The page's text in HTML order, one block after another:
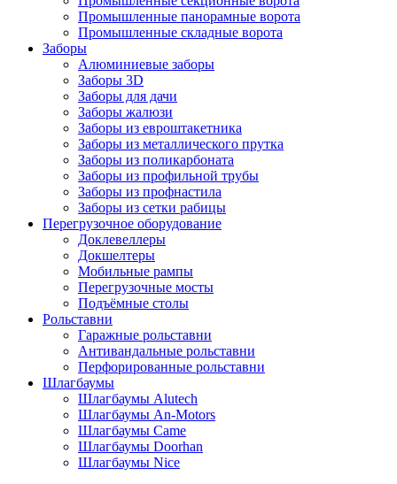
Промышленные панорамные ворота
Промышленные складные ворота
Заборы
Алюминиевые заборы
Заборы 3D
Заборы для дачи
Заборы жалюзи
Заборы из евроштакетника
Заборы из металлического прутка
Заборы из поликарбоната
Заборы из профильной трубы
Заборы из профнастила
Заборы из сетки рабицы
Перегрузочное оборудование
Доклевеллеры
Докшелтеры
Мобильные рампы
Перегрузочные мосты
Подъёмные столы
Рольставни
Гаражные рольставни
Антивандальные рольставни
Перфорированные рольставни
Шлагбаумы
Шлагбаумы Alutech
Шлагбаумы An-Motors
Шлагбаумы Came
Шлагбаумы Doorhan
Шлагбаумы Nice